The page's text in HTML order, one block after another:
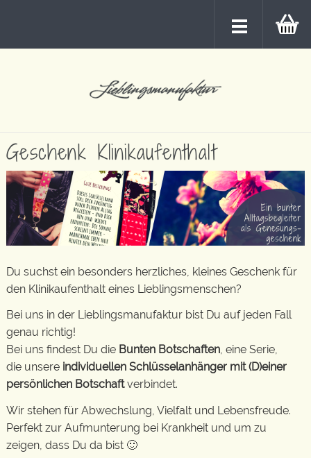
Geschenk Klinikaufenthalt
Du suchst ein besonders herzliches, kleines Geschenk für
den Klinikaufenthalt eines Lieblingsmenschen?
Bei uns in der Lieblingsmanufaktur bist Du auf jeden Fall
genau richtig!
Bei uns findest Du die Bunten Botschaften, eine Serie,
die unsere individuellen Schlüsselanhänger mit (D)einer
persönlichen Botschaftverbindet.
Wir stehen für Abwechslung, Vielfalt und Lebensfreude.
Perfekt zur Aufmunterung bei Krankheit und um zu
zeigen, dass Du da bist 🙂